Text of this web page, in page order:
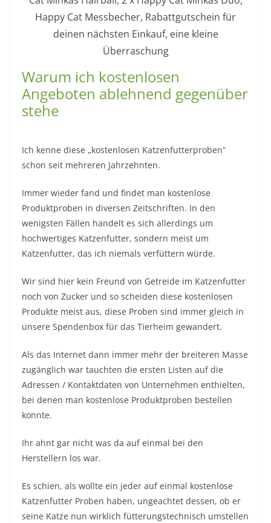
Happy Cat Messbecher, Rabattgutschein für
deinen nächsten Einkauf, eine kleine
Überraschung
Warum ich kostenlosen
Angeboten ablehnend gegenüber
stehe
Ich kenne diese „kostenlosen Katzenfutterproben“
schon seit mehreren Jahrzehnten.
Immer wieder fand und findet man kostenlose
Produktproben in diversen Zeitschriften. In den
wenigsten Fällen handelt es sich allerdings um
hochwertiges Katzenfutter, sondern meist um
Katzenfutter, das ich niemals verfüttern würde.
Wir sind hier kein Freund von Getreide im Katzenfutter
noch von Zucker und so scheiden diese kostenlosen
Produkte meist aus, diese Proben sind immer gleich in
unsere Spendenbox für das Tierheim gewandert.
Als das Internet dann immer mehr der breiteren Masse
zugänglich war tauchten die ersten Listen auf die
Adressen / Kontaktdaten von Unternehmen enthielten,
bei denen man kostenlose Produktproben bestellen
konnte.
Ihr ahnt gar nicht was da auf einmal bei den
Herstellern los war.
Es schien, als wollte ein jeder auf einmal kostenlose
Katzenfutter Proben haben, ungeachtet dessen, ob er
seine Katze nun wirklich fütterungstechnisch umstellen